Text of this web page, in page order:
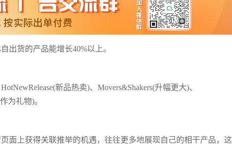
出货的产品能增长40%以上。
新品热卖)、Movers&Shakers(升幅更大)、
为礼物)。
面上获得关联推举的机遇，往往更多地展现自己的相干产品，这